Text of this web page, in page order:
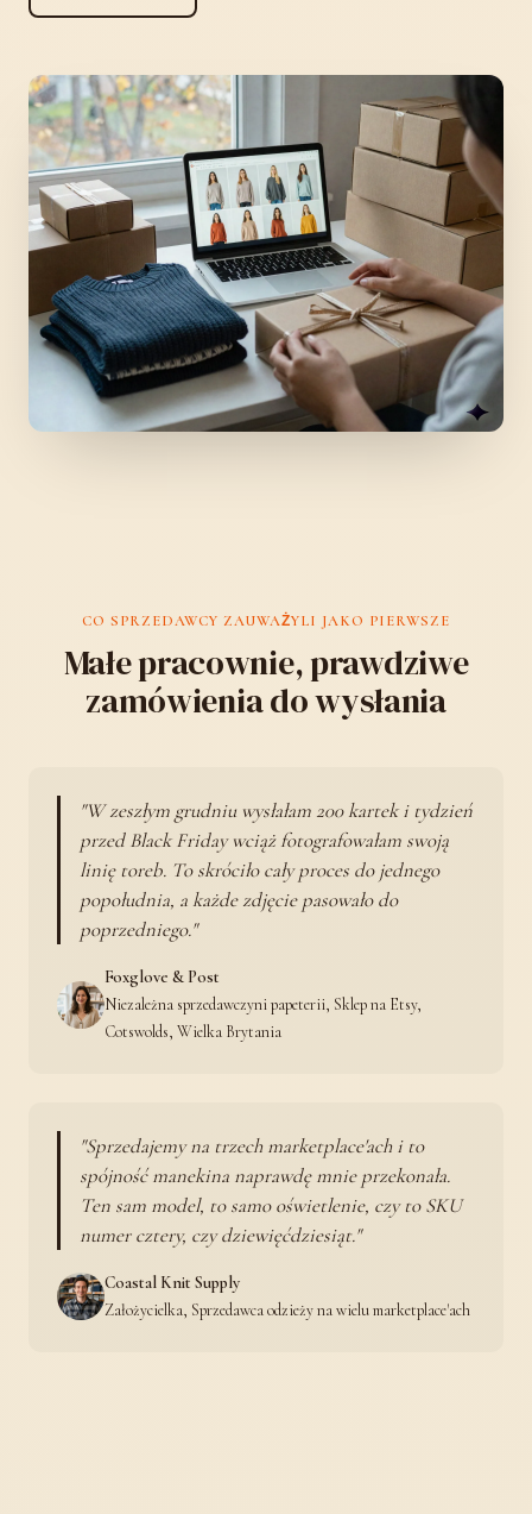
CO SPRZEDAWCY ZAUWAŻYLI JAKO PIERWSZE
Małe pracownie, prawdziwe
zamówienia do wysłania
W zeszłym grudniu wysłałam 200 kartek i tydzień
przed Black Friday wciąż fotografowałam swoją
linię toreb. To skróciło cały proces do jednego
popołudnia, a każde zdjęcie pasowało do
poprzedniego.
Foxglove & Post
Niezależna sprzedawczyni papeterii, Sklep na Etsy,
Cotswolds, Wielka Brytania
Sprzedajemy na trzech marketplace'ach i to
spójność manekina naprawdę mnie przekonała.
Ten sam model, to samo oświetlenie, czy to SKU
numer cztery, czy dziewięćdziesiąt.
Coastal Knit Supply
Założycielka, Sprzedawca odzieży na wielu marketplace'ach